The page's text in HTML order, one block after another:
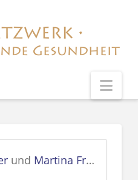
und Martina Frey-Freyenfels